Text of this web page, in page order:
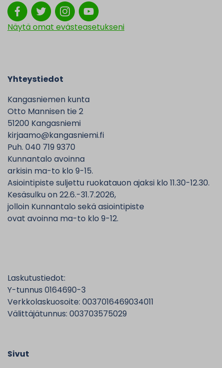
Näytä omat evästeasetukseni
Yhteystiedot
Kangasniemen kunta
Otto Mannisen tie 2
51200 Kangasniemi
kirjaamo@kangasniemi.fi
Puh. 040 719 9370
Kunnantalo avoinna
arkisin ma-to klo 9-15.
Asiointipiste suljettu ruokatauon ajaksi klo 11.30-12.30.
Kesäsulku on 22.6.-31.7.2026,
jolloin Kunnantalo sekä asiointipiste
ovat avoinna ma-to klo 9-12.
Laskutustiedot:
Y-tunnus 0164690-3
Verkkolaskuosoite: 0037016469034011
Välittäjätunnus: 003703575029
Sivut